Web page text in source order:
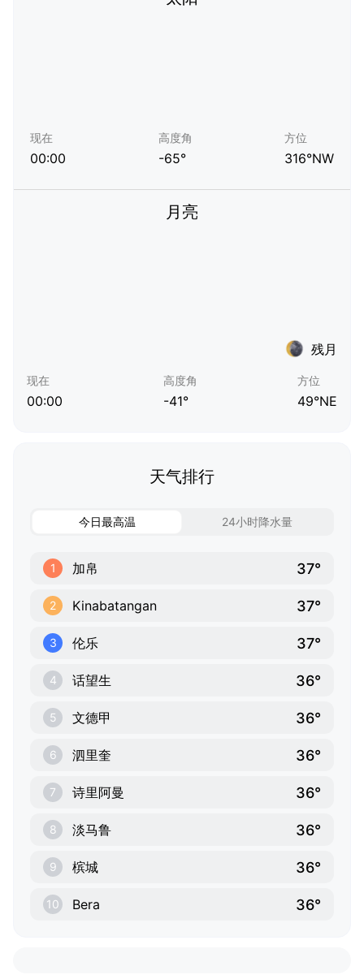
现在
00:00
高度角
-65°
方位
316°NW
月亮
残月
现在
00:00
高度角
-41°
方位
49°NE
天气排行
今日最高温 24小时降水量
1 加帛 37°
2 Kinabatangan 37°
3 伦乐 37°
4 话望生 36°
5 文德甲 36°
6 泗里奎 36°
7 诗里阿曼 36°
8 淡马鲁 36°
9 槟城 36°
10 Bera 36°